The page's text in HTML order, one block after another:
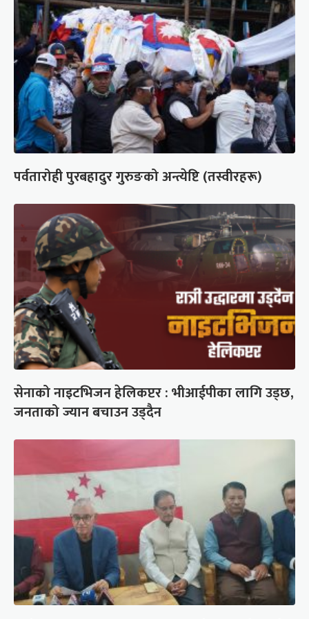
पर्वतारोही पुरबहादुर गुरुङको अन्त्येष्टि (तस्वीरहरू)
सेनाको नाइटभिजन हेलिकप्टर : भीआईपीका लागि उड्छ,
जनताको ज्यान बचाउन उड्दैन